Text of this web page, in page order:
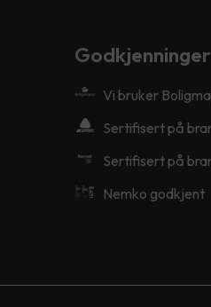
Godkjenninger
Vi bruker
Sertifisert på
Sertifisert på
Nemko godkjent